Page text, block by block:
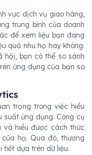
vực dịch vụ giao hàng,
trung bình của doanh
để xem liệu bạn đang
quả như họ hay không.
hội, bạn có thể so sánh
ứng dụng của bạn so
trọng trong việc hiểu
suất ứng dụng. Công cụ
và hiểu được cách thức
họ. Qua đó, thương
tiết dựa trên dữ liệu.